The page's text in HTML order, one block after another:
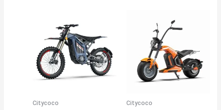
Citycoco Citycoco